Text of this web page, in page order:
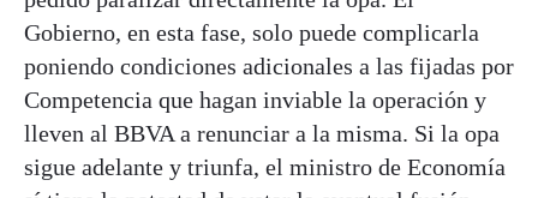
Gobierno, en esta fase, solo puede complicarla
poniendo condiciones adicionales a las fijadas por
Competencia que hagan inviable la operación y
lleven al BBVA a renunciar a la misma. Si la opa
sigue adelante y triunfa, el ministro de Economía